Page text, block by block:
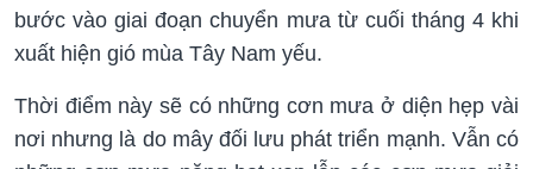
bước vào giai đoạn chuyển mưa từ cuối tháng 4 khi
xuất hiện gió mùa Tây Nam yếu.
Thời điểm này sẽ có những cơn mưa ở diện hẹp vài
nơi nhưng là do mây đối lưu phát triển mạnh. Vẫn có